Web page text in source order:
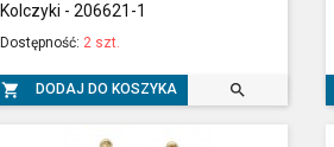
Kolczyki - 206621-1
Dostępność: 2 szt.
 DODAJ DO KOSZYKA 